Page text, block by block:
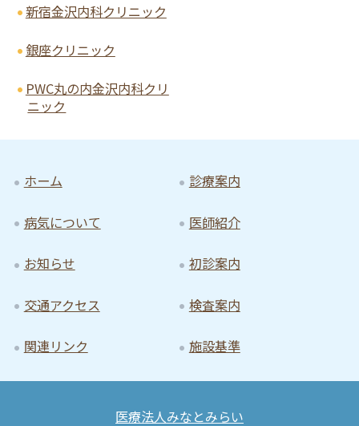
新宿金沢内科クリニック
銀座クリニック
PWC丸の内金沢内科クリ
ニック
ホーム 診療案内
病気について 医師紹介
お知らせ 初診案内
交通アクセス 検査案内
関連リンク 施設基準
医療法人みなとみらい